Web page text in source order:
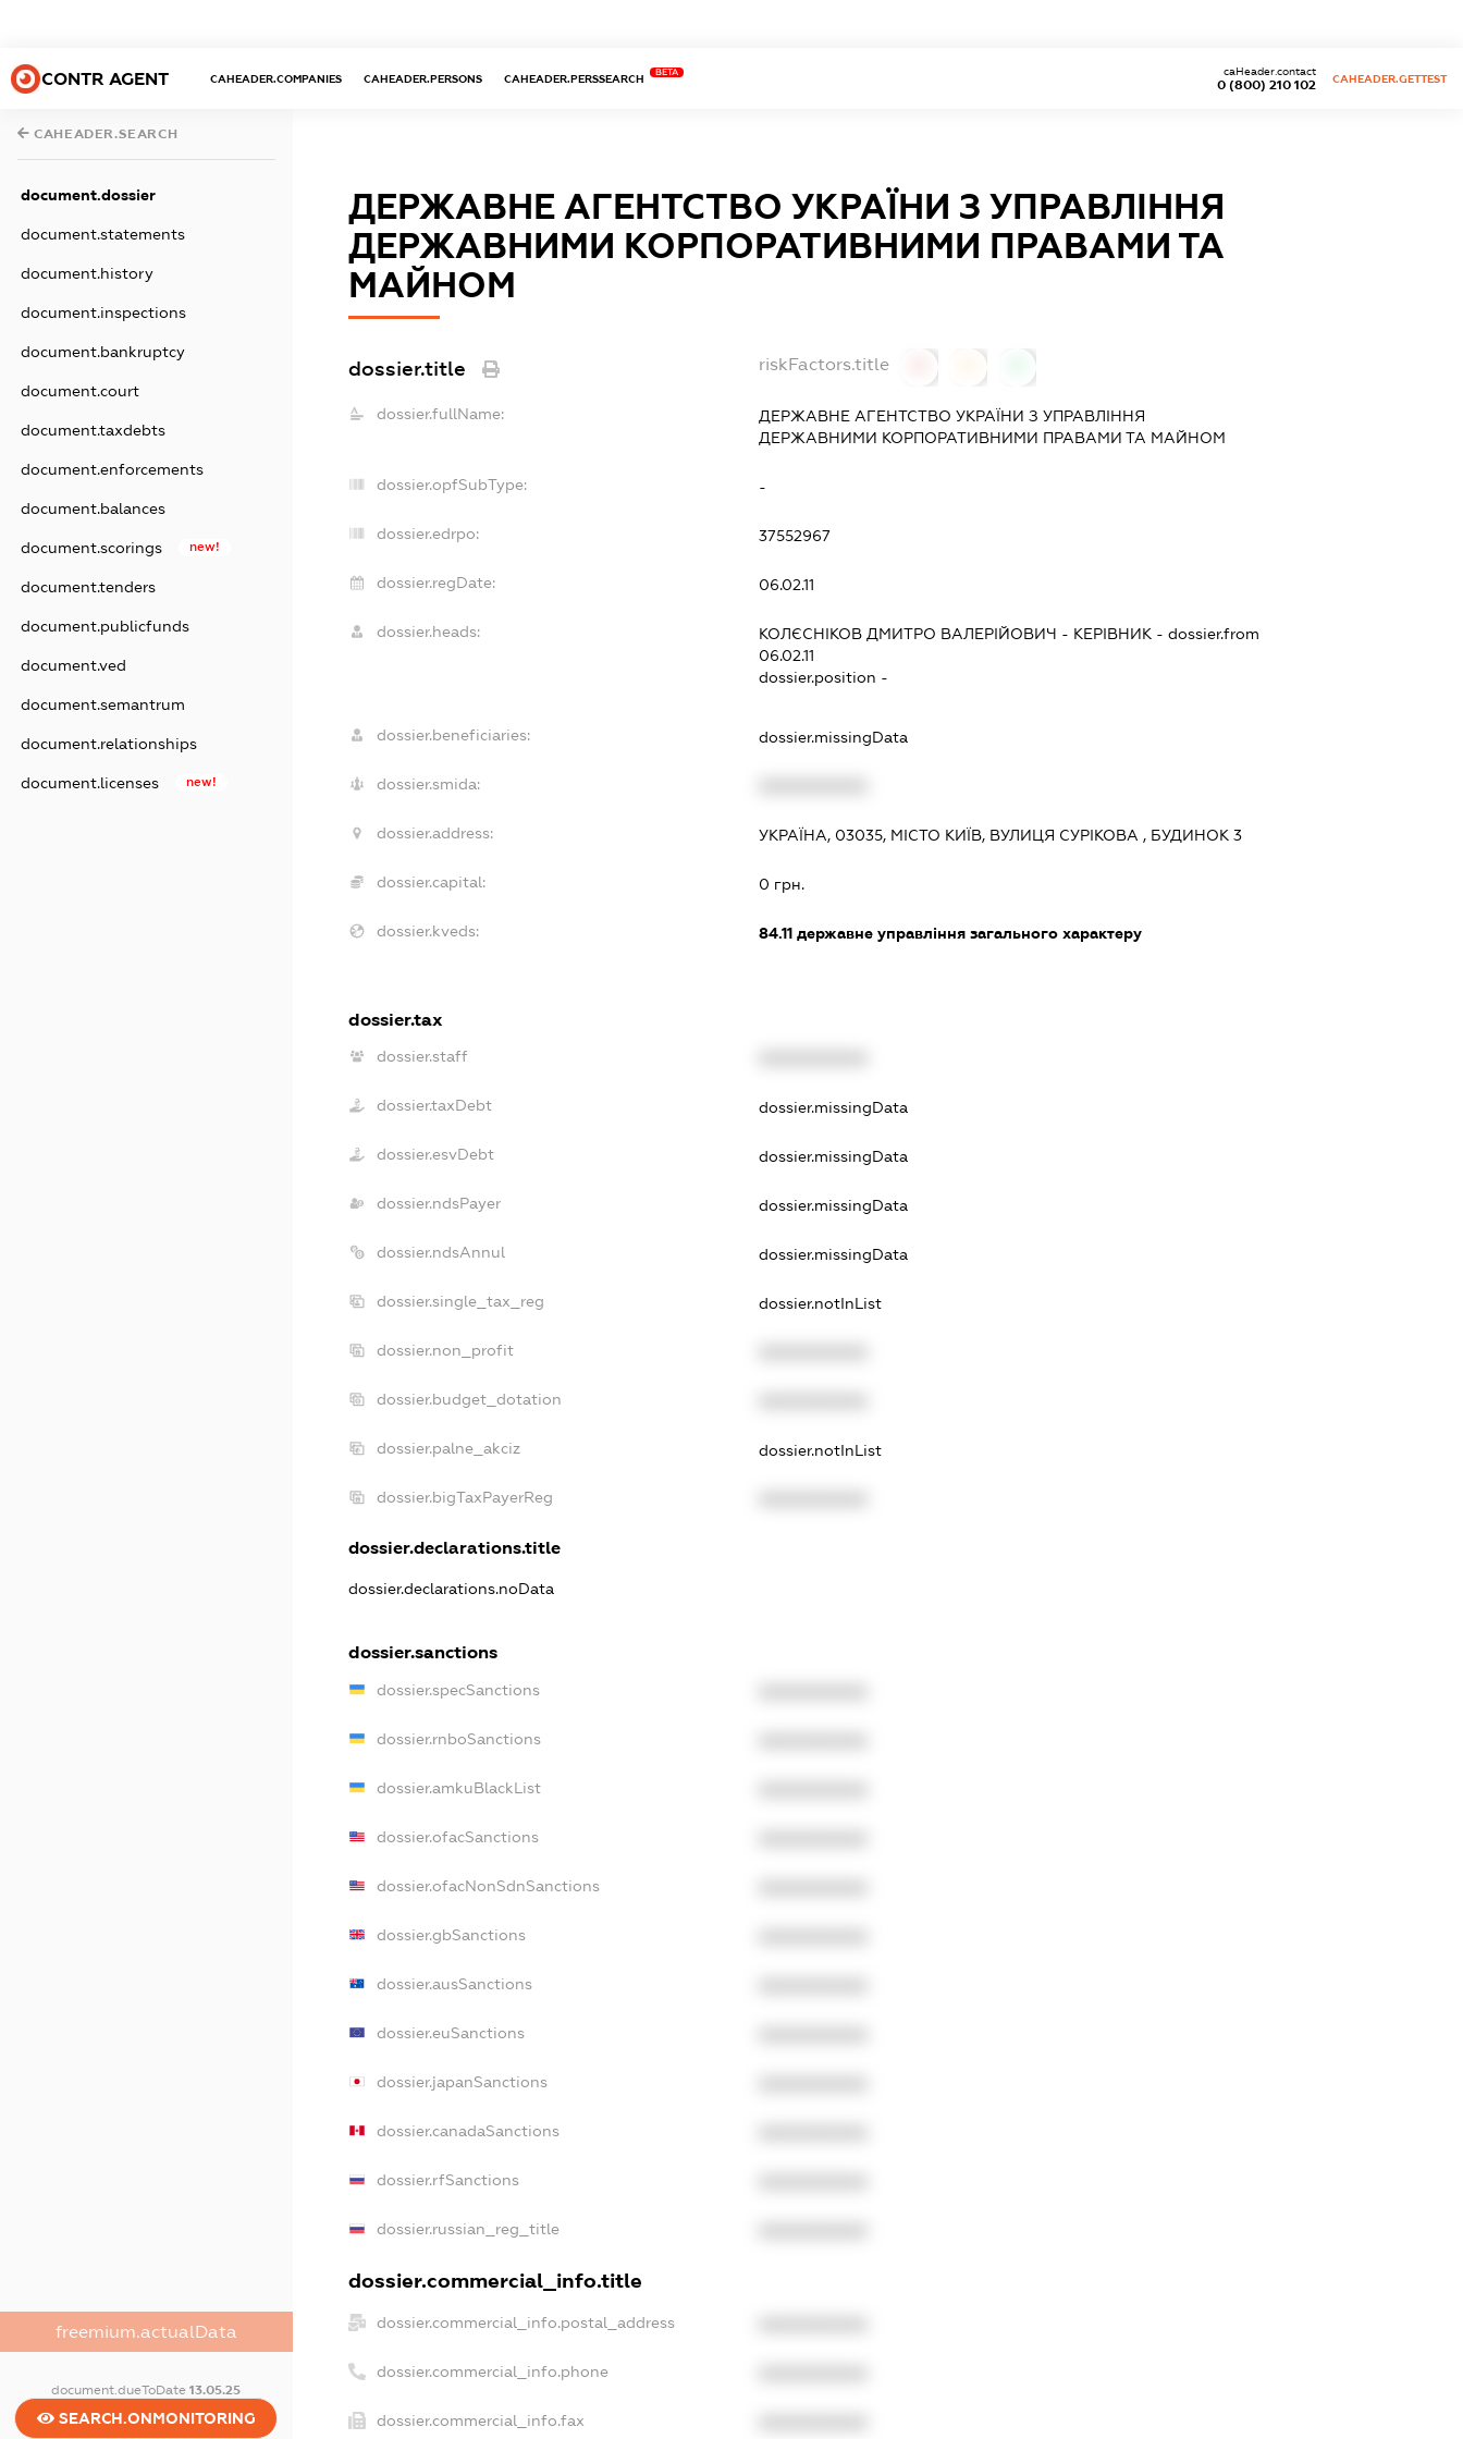
CONTR AGENT CAHEADER.COMPANIES CAHEADER.PERSONS CAHEADER.PERSSEARCH
BETA
0 (800) 210 102
caHeader.contact
CAHEADER.GETTEST
CAHEADER.SEARCH
document.dossier
document.statements
document.history
document.inspections
document.bankruptcy
document.court
document.taxdebts
document.enforcements
document.balances
document.scorings new!
document.tenders
document.publicfunds
document.ved
document.semantrum
document.relationships
document.licenses new!
freemium.actualData
document.dueToDate13.05.25
SEARCH.ONMONITORING
ДЕРЖАВНЕ АГЕНТСТВО УКРАЇНИ З УПРАВЛІННЯ
ДЕРЖАВНИМИ КОРПОРАТИВНИМИ ПРАВАМИ ТА
МАЙНОМ
dossier.title riskFactors.title
dossier.fullName:
ДЕРЖАВНЕ АГЕНТСТВО УКРАЇНИ З УПРАВЛІННЯ
ДЕРЖАВНИМИ КОРПОРАТИВНИМИ ПРАВАМИ ТА МАЙНОМ
dossier.opfSubType: -
dossier.edrpo: 37552967
dossier.regDate: 06.02.11
dossier.heads: КОЛЄСНІКОВ ДМИТРО ВАЛЕРІЙОВИЧ - КЕРІВНИК - dossier.from
06.02.11
dossier.position -
dossier.beneficiaries: dossier.missingData
dossier.smida:
dossier.address: УКРАЇНА, 03035, МІСТО КИЇВ, ВУЛИЦЯ СУРІКОВА , БУДИНОК 3
dossier.capital: 0 грн.
dossier.kveds: 84.11 державне управління загального характеру
dossier.tax
dossier.staff
dossier.taxDebt dossier.missingData
dossier.esvDebt dossier.missingData
dossier.ndsPayer dossier.missingData
dossier.ndsAnnul dossier.missingData
dossier.single_tax_reg dossier.notInList
dossier.non_profit
dossier.budget_dotation
dossier.palne_akciz dossier.notInList
dossier.bigTaxPayerReg
dossier.declarations.title
dossier.declarations.noData
dossier.sanctions
dossier.specSanctions
dossier.rnboSanctions
dossier.amkuBlackList
dossier.ofacSanctions
dossier.ofacNonSdnSanctions
dossier.gbSanctions
dossier.ausSanctions
dossier.euSanctions
dossier.japanSanctions
dossier.canadaSanctions
dossier.rfSanctions
dossier.russian_reg_title
dossier.commercial_info.title
dossier.commercial_info.postal_address
dossier.commercial_info.phone
dossier.commercial_info.fax